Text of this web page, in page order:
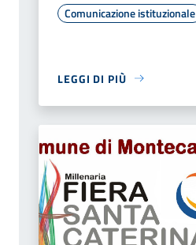
Comunicazione istituzionale
LEGGI DI PIÙ